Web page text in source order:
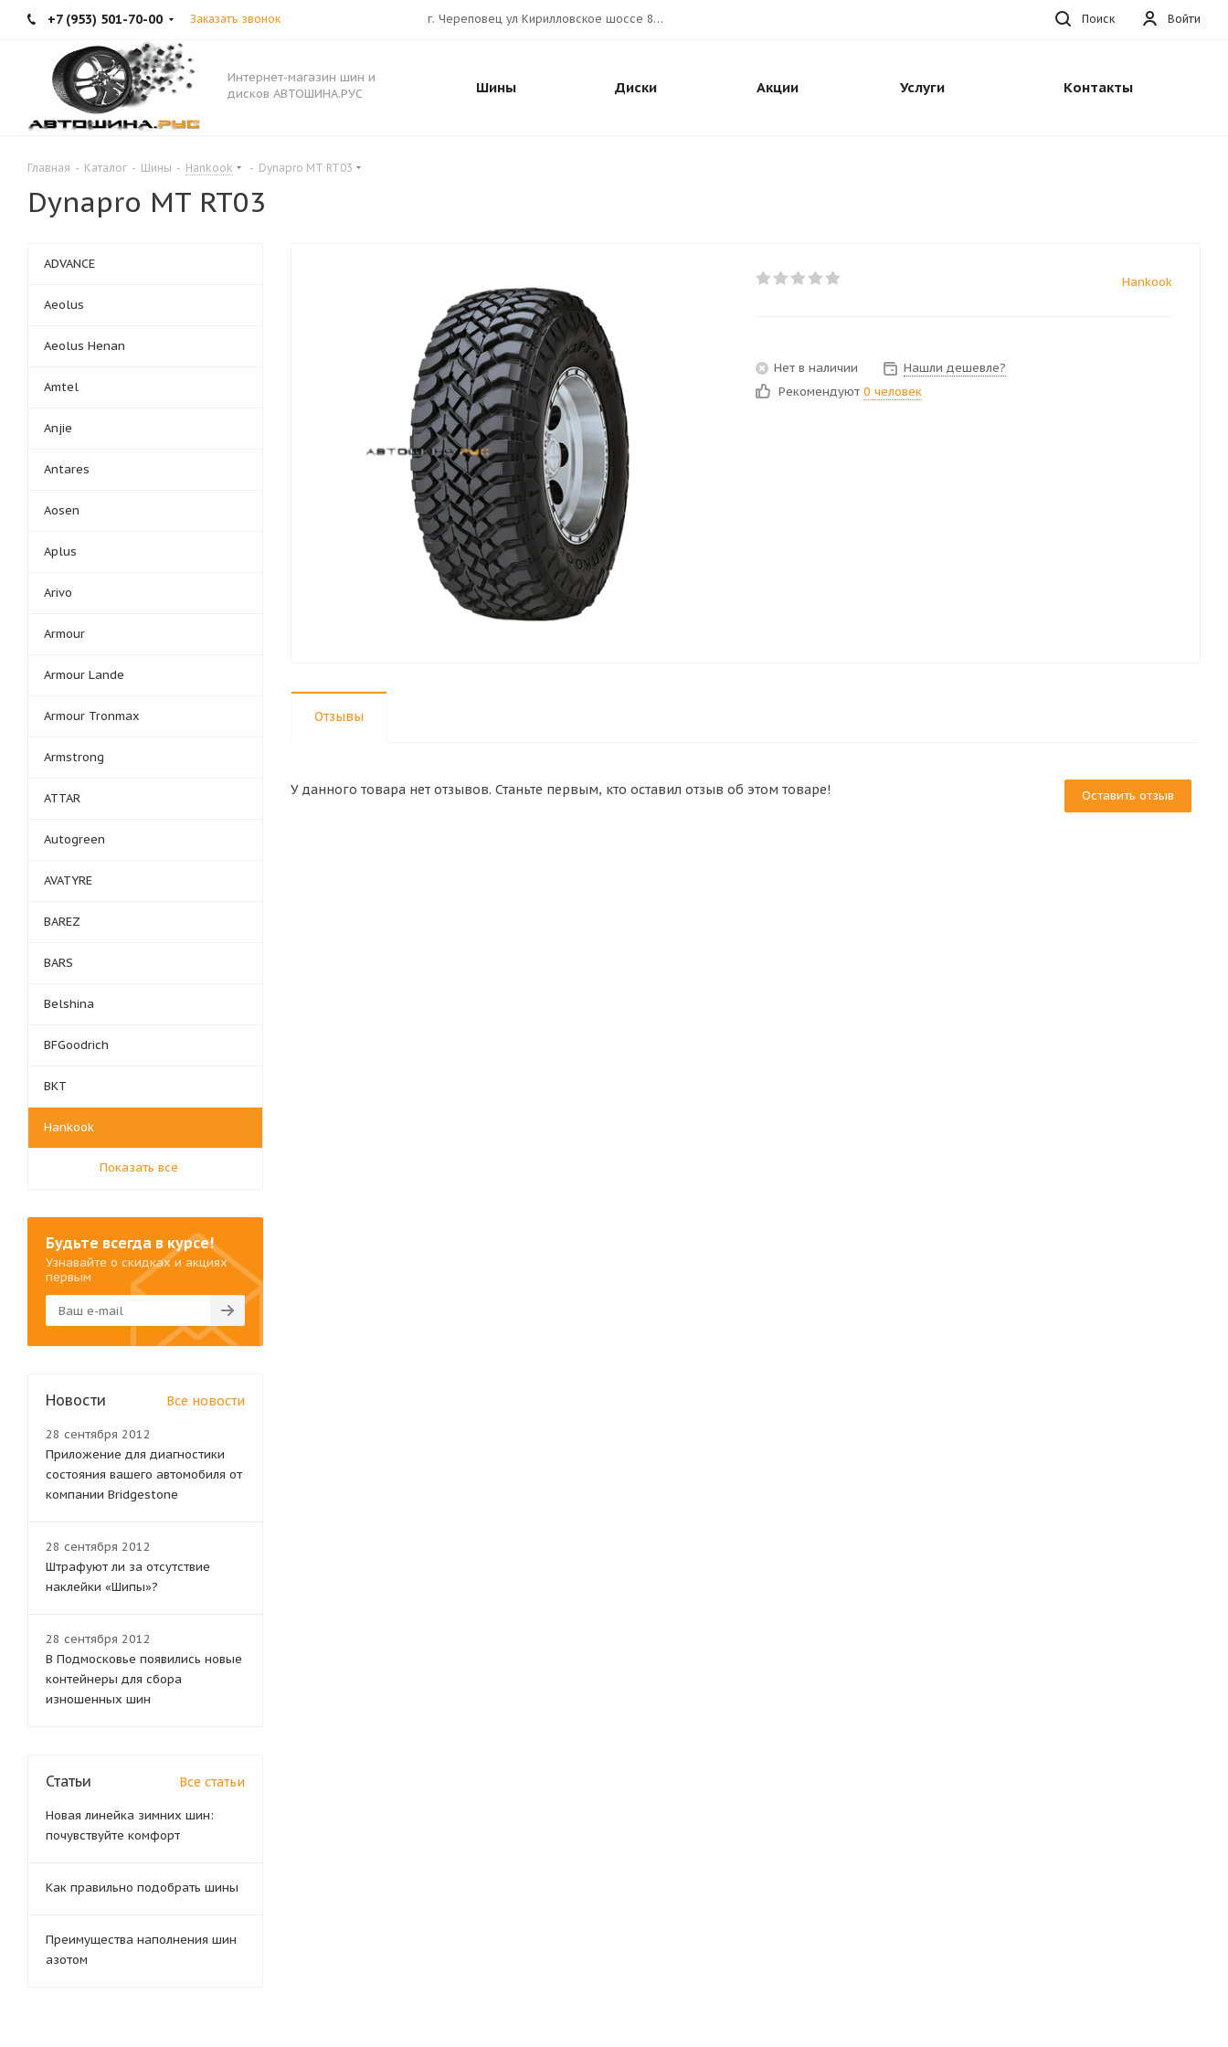
+7 (953) 501-70-00 Заказать звонок Войти
г. Череповец ул Кирилловское шоссе 80А АВТОШИНА.РУС Поиск
Интернет-магазин шин и
дисков АВТОШИНА.РУС
Шины Диски Акции Услуги Контакты
Главная - Каталог - Шины - Hankook - Dynapro MT RT03
Dynapro MT RT03
Hankook
Нет в наличии
Нашли дешевле?
Рекомендуют 0 человек
Отзывы
Оставить отзыв
У данного товара нет отзывов. Станьте первым, кто оставил отзыв об этом товаре!
ADVANCE
Aeolus
Aeolus Henan
Amtel
Anjie
Antares
Aosen
Aplus
Arivo
Armour
Armour Lande
Armour Tronmax
Armstrong
ATTAR
Autogreen
AVATYRE
BAREZ
BARS
Belshina
BFGoodrich
BKT
Hankook
Показать все
Будьте всегда в курсе!
Узнавайте о скидках и акциях
первым
Новости Все новости
28 сентября 2012
Приложение для диагностики
состояния вашего автомобиля от
компании Bridgestone
28 сентября 2012
Штрафуют ли за отсутствие
наклейки «Шипы»?
28 сентября 2012
В Подмосковье появились новые
контейнеры для сбора
изношенных шин
Статьи Все статьи
Новая линейка зимних шин:
почувствуйте комфорт
Как правильно подобрать шины
Преимущества наполнения шин
азотом